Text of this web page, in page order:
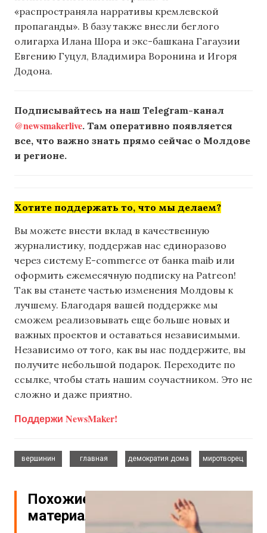
«распространяла нарративы кремлевской
пропаганды». В базу также внесли беглого
олигарха Илана Шора и экс-башкана Гагаузии
Евгению Гуцул, Владимира Воронина и Игоря
Додона.
Подписывайтесь на наш Telegram-канал
@newsmakerlive. Там оперативно появляется
все, что важно знать прямо сейчас о Молдове
и регионе.
Хотите поддержать то, что мы делаем?
Вы можете внести вклад в качественную
журналистику, поддержав нас единоразово
через систему E-commerce от банка maib или
оформить ежемесячную подписку на Patreon!
Так вы станете частью изменения Молдовы к
лучшему. Благодаря вашей поддержке мы
сможем реализовывать еще больше новых и
важных проектов и оставаться независимыми.
Независимо от того, как вы нас поддержите, вы
получите небольшой подарок. Переходите по
ссылке, чтобы стать нашим соучастником. Это не
сложно и даже приятно.
Поддержи NewsMaker!
вершинин
главная
демократия дома
миротворец
Похожие
материалы